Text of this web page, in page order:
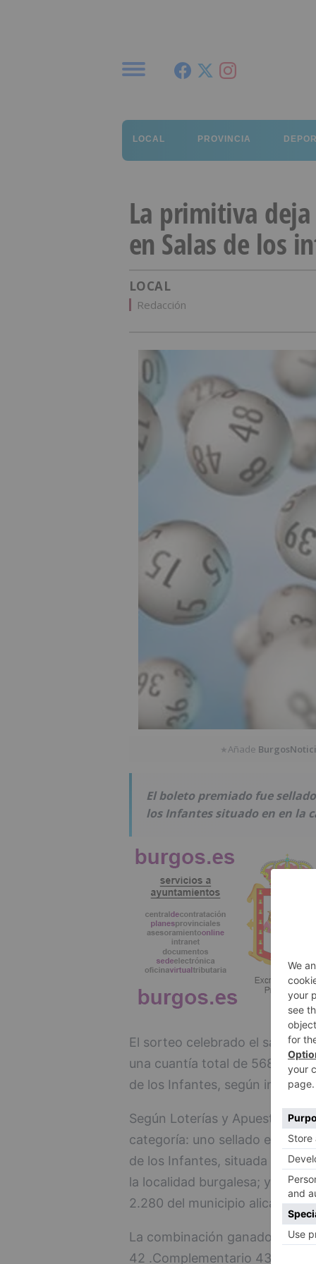
LOCAL PROVINCIA
La primitiva
en Salas de los
LOCAL
Redacción
★Añade
El boleto premiado fue
los Infantes situado en en la
El sorteo celebrado el sabado
una cuantía total de
de los Infantes, según informó
Según Loterías y Apuestas del
categoría: uno sellado en la
de los Infantes, situada en el
la localidad burgalesa; y otro
2.280 del municipio alicantino
La combinación ganadora está
42 .Complementario 43 y